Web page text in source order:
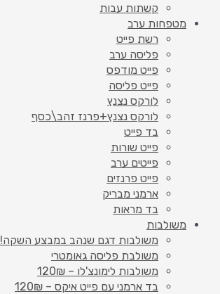
קשתות עבות
מטפחות ערב
רשת פייט
פליסה ערב
פייט מודפס
פייט פליסה
לורקס נצנץ
לורקס נצנץ+פרנז זהב\כסף
בד פייט
פייט שורות
פייטים ערב
פייט פרנזים
ארמני מבריק
בד מראות
משולבות
משולבות דגם שנהב במבצע השקה!
משולבת פליסה גאומטרי
משולבות לימונצ'לו – 120₪
בד ארמני עם פייט איקס – 120₪